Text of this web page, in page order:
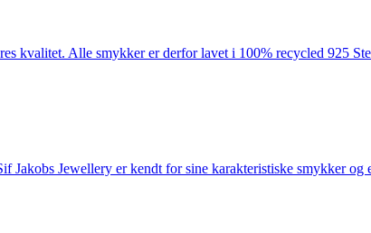
kvalitet. Alle smykker er derfor lavet i 100% recycled 925
Jakobs Jewellery er kendt for sine karakteristiske smykker